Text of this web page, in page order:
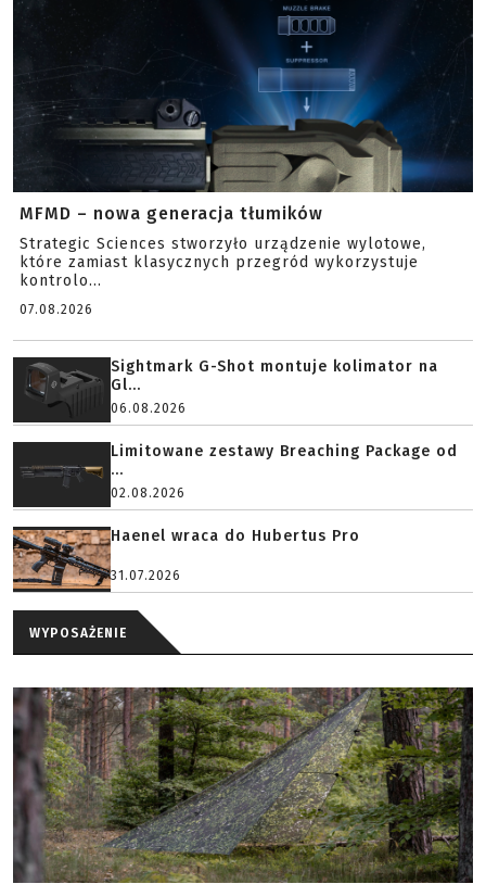
MFMD – nowa generacja tłumików
Strategic Sciences stworzyło urządzenie wylotowe,
które zamiast klasycznych przegród wykorzystuje
kontrolo...
07.08.2026
Sightmark G-Shot montuje kolimator na
Gl...
06.08.2026
Limitowane zestawy Breaching Package od
...
02.08.2026
Haenel wraca do Hubertus Pro
31.07.2026
WYPOSAŻENIE